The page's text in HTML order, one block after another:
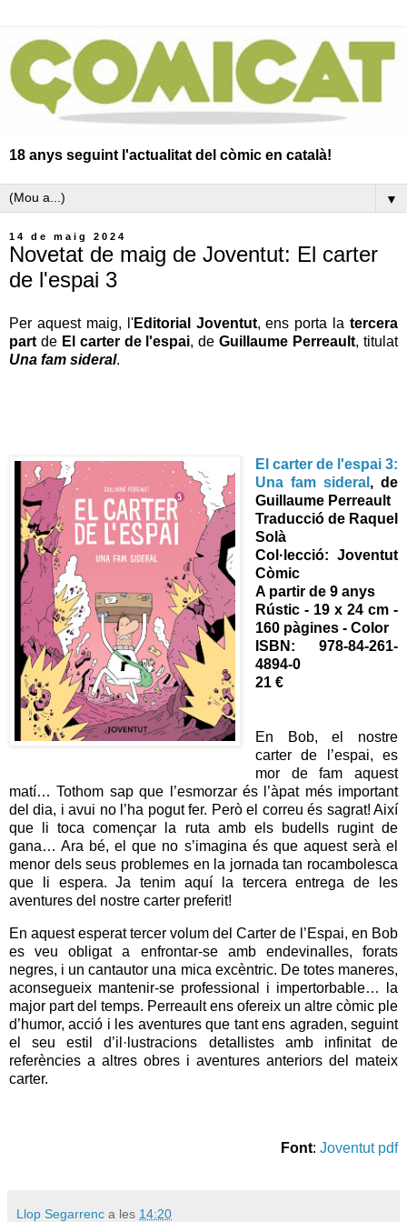
18 anys seguint l'actualitat del còmic en català!
▼
14 de maig 2024
Novetat de maig de Joventut: El carter
de l'espai 3
Per aquest maig, l'Editorial Joventut, ens porta la tercera
part de El carter de l'espai, deGuillaume Perreault, titulat
Una fam sideral.
El carter de l'espai 3:
Una fam sideral , de
Guillaume Perreault
Traducció de Raquel
Solà
Col·lecció: Joventut
Còmic
A partir de 9 anys
Rústic - 19 x 24 cm -
160 pàgines - Color
ISBN: 978-84-261-
4894-0
21 €
En Bob, el nostre
carter de l’espai, es
mor de fam aquest
matí… Tothom sap que l’esmorzar és l’àpat més important
del dia, i avui no l’ha pogut fer. Però el correu és sagrat! Així
que li toca començar la ruta amb els budells rugint de
gana… Ara bé, el que no s’imagina és que aquest serà el
menor dels seus problemes en la jornada tan rocambolesca
que li espera. Ja tenim aquí la tercera entrega de les
aventures del nostre carter preferit!
En aquest esperat tercer volum del Carter de l’Espai, en Bob
es veu obligat a enfrontar-se amb endevinalles, forats
negres, i un cantautor una mica excèntric. De totes maneres,
aconsegueix mantenir-se professional i impertorbable… la
major part del temps. Perreault ens ofereix un altre còmic ple
d’humor, acció i les aventures que tant ens agraden, seguint
el seu estil d’il·lustracions detallistes amb infinitat de
referències a altres obres i aventures anteriors del mateix
carter.
Font: Joventut pdf
Llop Segarrenc a les 14:20